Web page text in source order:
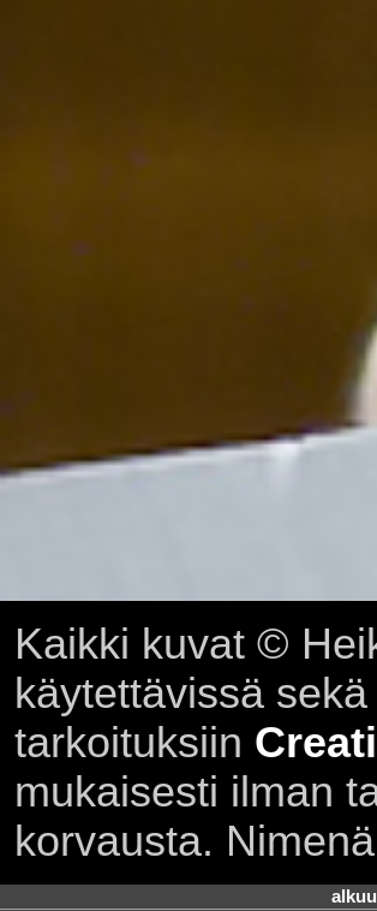
Kaikki kuvat ©
käytettävissä
tarkoituksiin
mukaisesti ilman
korvausta.